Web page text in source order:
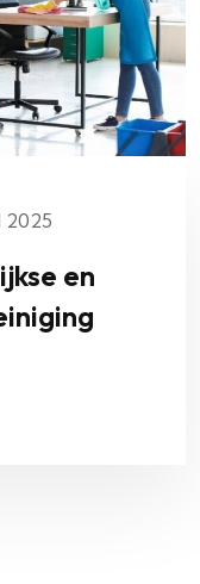
2025
en